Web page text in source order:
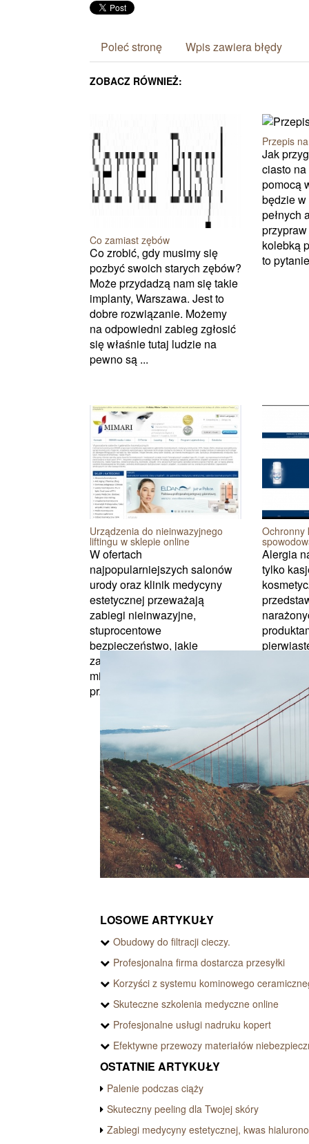
Poleć stronę Wpis zawiera błędy
ZOBACZ RÓWNIEŻ:
Co zamiast zębów
Co zrobić, gdy musimy się
pozbyć swoich starych zębów?
Może przydadzą nam się takie
implanty, Warszawa. Jest to
dobre rozwiązanie. Możemy
na odpowiedni zabieg zgłosić
się właśnie tutaj ludzie na
pewno są ...
Przepis
Jak
ciasto
pomocą
będzie
pełnych
kolebką
to
Urządzenia do nieinwazyjnego
liftingu w sklepie online
W ofertach
najpopularniejszych salonów
urody oraz klinik medycyny
estetycznej przeważają
zabiegi nieinwazyjne,
stuprocentowe
bezpieczeństwo, jakie
zapewniają klientom oraz
minimalna ilość
przeciwwskazań, niewątp...
Ochronny
Alergia
tylko
LOSOWE ARTYKUŁY
Obudowy do filtracji cieczy.
Profesjonalna firma dostarcza przesyłki
Korzyści z systemu kominowego
Skuteczne szkolenia medyczne online
Profesjonalne usługi nadruku kopert
Efektywne przewozy materiałów
OSTATNIE ARTYKUŁY
Palenie podczas ciąży
Skuteczny peeling dla Twojej skóry
Zabiegi medycyny estetycznej, kwas